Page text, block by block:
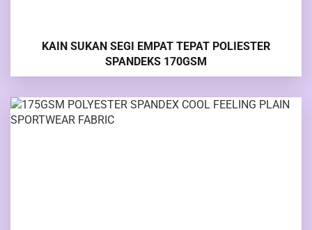
KAIN SUKAN SEGI EMPAT TEPAT POLIESTER
SPANDEKS 170GSM